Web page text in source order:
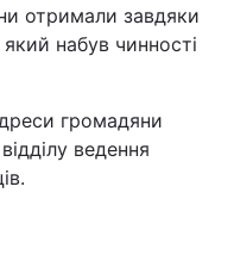
отримали завдяки
набув чинності
громадяни
ведення